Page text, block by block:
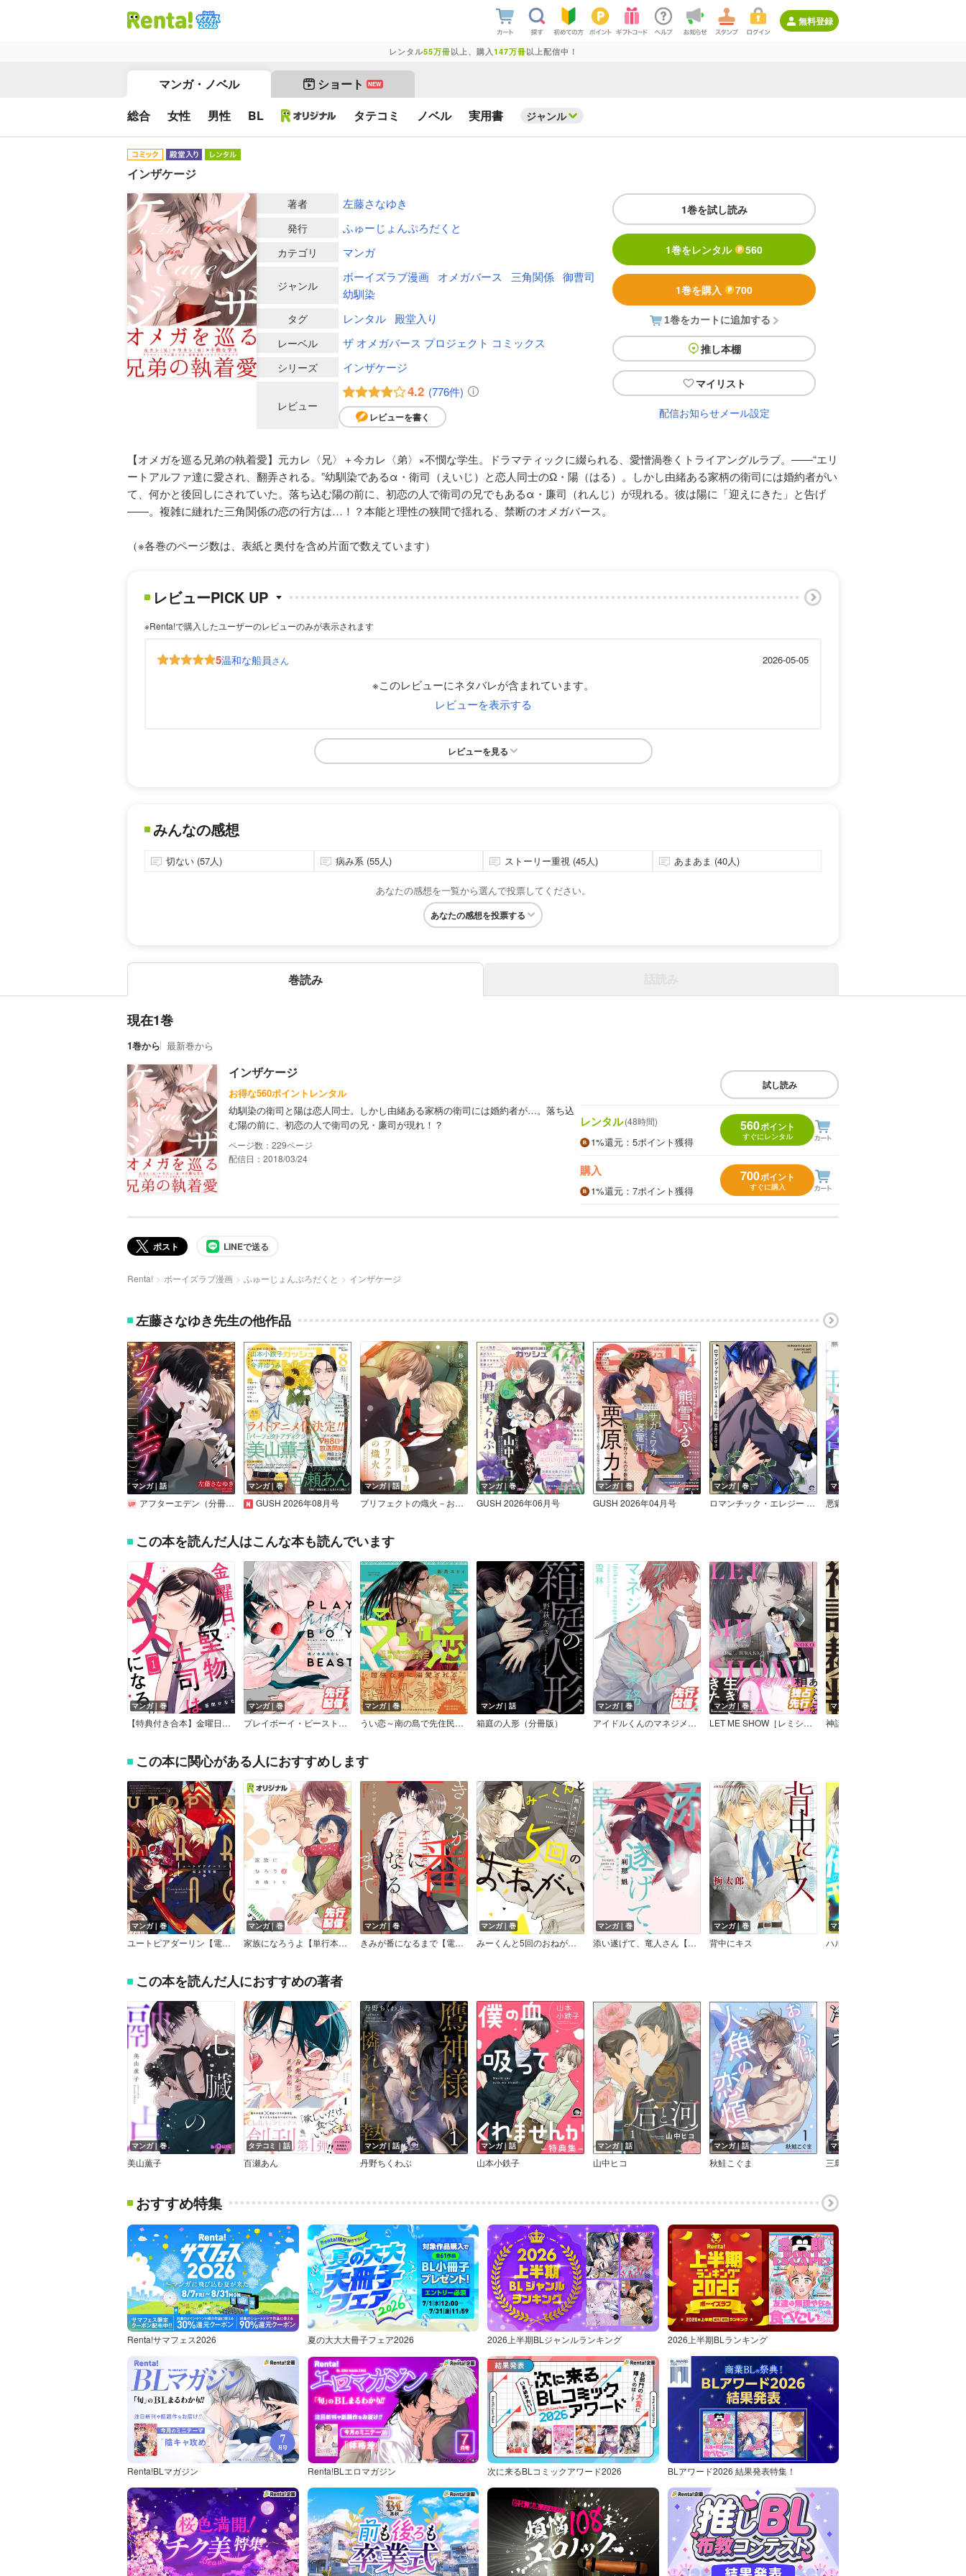
無料登録
レンタル55万冊以上、購入 147万冊以上配信中！
マンガ・ノベル ショート NEW
総合 女性 男性 BL タテコミ ノベル 実用書 ジャンル
インザケージ
1巻を試し読み
1巻をレンタル 560
1巻を購入 700
1巻をカートに追加する
推し本棚
マイリスト
配信お知らせメール設定
著者 左藤さなゆき
発行 ふゅーじょんぷろだくと
カテゴリ マンガ
ジャンル
ボーイズラブ漫画 オメガバース 三角関係 御曹司
幼馴染
タグ レンタル 殿堂入り
レーベル ザ オメガバース プロジェクト コミックス
シリーズ インザケージ
レビュー
4.2 (776件)
レビューを書く
【オメガを巡る兄弟の執着愛】元カレ〈兄〉＋今カレ〈弟〉×不憫な学生。ドラマティックに綴られる、愛憎渦巻くトライアングルラブ。――“エリ
ートアルファ達に愛され、翻弄される。”幼馴染であるα・衛司（えいじ）と恋人同士のΩ・陽（はる）。しかし由緒ある家柄の衛司には婚約者がい
て、何かと後回しにされていた。落ち込む陽の前に、初恋の人で衛司の兄でもあるα・廉司（れんじ）が現れる。彼は陽に「迎えにきた」と告げ
――。複雑に縺れた三角関係の恋の行方は…！？本能と理性の狭間で揺れる、禁断のオメガバース。
（※各巻のページ数は、表紙と奥付を含め片面で数えています）
レビューPICK UP
※Renta!で購入したユーザーのレビューのみが表示されます
5温和な船員さん 2026-05-05
※このレビューにネタバレが含まれています。
レビューを表示する
レビューを見る
みんなの感想
切ない (57人) 病み系 (55人) ストーリー重視 (45人) あまあま (40人)
あなたの感想を一覧から選んで投票してください。
あなたの感想を投票する
巻読み
現在1巻
1巻から 最新巻から
インザケージ
お得な560ポイントレンタル
幼馴染の衛司と陽は恋人同士。しかし由緒ある家柄の衛司には婚約者が…。落ち込
む陽の前に、初恋の人で衛司の兄・廉司が現れ！？
229
配信日：2018/03/24
試し読み
レンタル(48時間)
1%還元 ：5ポイント獲得
560ポイント
すぐにレンタル
購入
1%還元 ：7ポイント獲得
700ポイント
すぐに購入
ポスト LINEで送る
Renta! ボーイズラブ漫画 ふゅーじょんぷろだくと インザケージ
左藤さなゆき先生の他作品
マンガ｜話
アフターエデン（分冊版）
マンガ｜巻
GUSH 2026年08月号
マンガ｜話
プリフェクトの熾火－おきび－
マンガ｜巻
GUSH 2026年06月号
マンガ｜巻
GUSH 2026年04月号
マンガ｜巻
ロマンチック・エレジー 特典小冊子
マンガ｜話
悪癖と悪食
この本を読んだ人はこんな本も読んでいます
マンガ｜巻
【特典付き合本】金曜日、堅物上司はメスになる。
マンガ｜巻
プレイボーイ・ビースト【電子限定漫画付きRenta！特別版】
マンガ｜巻
うい恋～南の島で先住民に求愛されています～【コミックス版】
マンガ｜話
箱庭の人形（分冊版）
マンガ｜巻
アイドルくんのマネジメント業務【電子限定描き下ろし漫画付き】
マンガ｜巻
LET ME SHOW［レミショー］【単行本版（Renta！限定描き下ろし付き）】
マンガ｜巻
神話裁判
この本に関心がある人におすすめします
マンガ｜巻
ユートピアダーリン【電子特典付き】
マンガ｜巻
家族になろうよ【単行本版】（Renta！限定描き下ろし付）
マンガ｜巻
きみが番になるまで【電子特典付き】
マンガ｜巻
みーくんと5回のおねがい【Renta！限定版】
マンガ｜巻
添い遂げて、竜人さん【Renta！限定特典付き】
マンガ｜巻
背中にキス
マンガ｜話
この本を読んだ人におすすめの著者
マンガ｜巻
美山薫子
タテコミ｜話
百瀬あん
マンガ｜話
丹野ちくわぶ
マンガ｜話
山本小鉄子
マンガ｜話
山中ヒコ
マンガ｜話
秋鮭こぐま
マンガ｜話
三島ピタリ
おすすめ特集
Renta!サマフェス2026 夏の大大大冊子フェア2026 2026上半期BLジャンルランキング 2026上半期BLランキング
Renta!BLマガジン Renta!BLエロマガジン 次に来るBLコミックアワード2026 BLアワード2026 結果発表特集！